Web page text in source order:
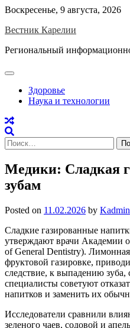
Skip
content
Воскресенье, 9 августа, 2026
Вестник Карелии
Региональный
Здоровье
Наука и технологии
Найти:
Медики: Сладкая
зубам
Posted on 11.02.2026 by Kadmin
Сладкие газированные
утверждают врачи Академии
of General Dentistry). Лимонная
фруктовой газировке,
следствие, к выпадению
специалисты советуют
напитков и заменить их
Исследователи сравнили
зеленого чаев, содовой и